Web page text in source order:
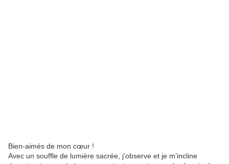
Bien-aimés de mon cœur !
Avec un souffle de lumière sacrée, j’observe et je m’incline